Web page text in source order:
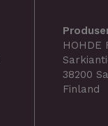
HOHDE
38200
Finland